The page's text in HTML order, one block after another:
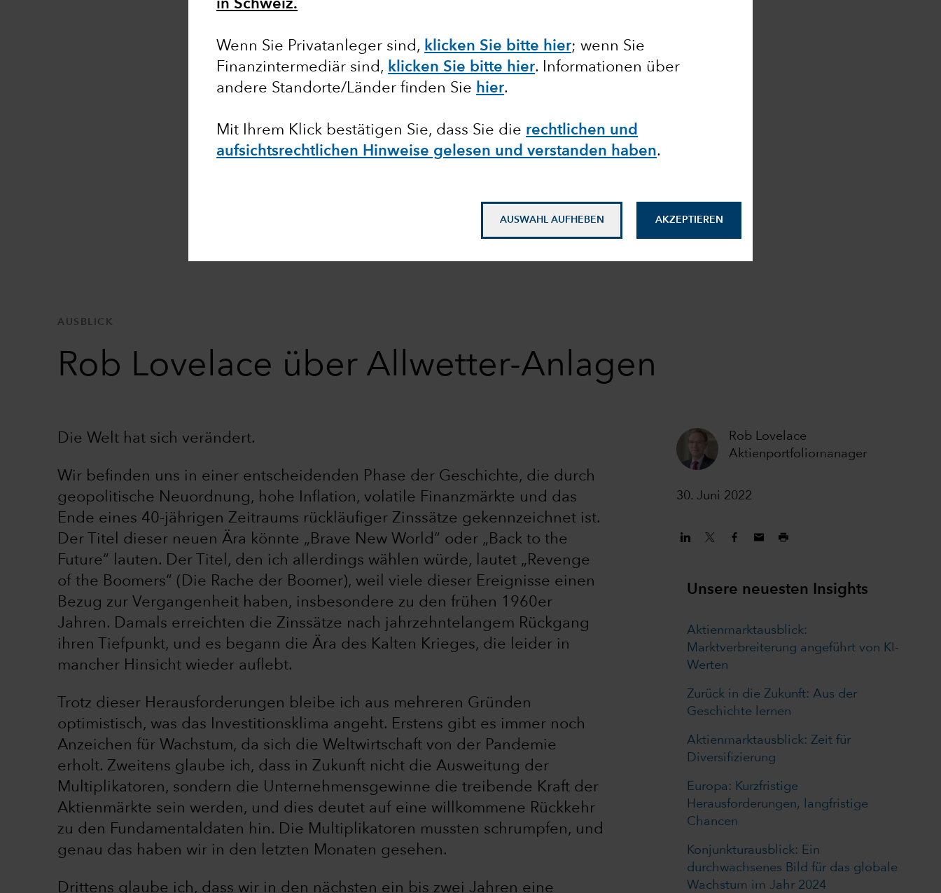
in Schweiz.
Wenn Sie Privatanleger sind, klicken Sie bitte hier; wenn Sie
Finanzintermediär sind, klicken Sie bitte hier. Informationen über
andere Standorte/Länder finden Sie hier.
Mit Ihrem Klick bestätigen Sie, dass Sie die rechtlichen und
aufsichtsrechtlichen Hinweise gelesen und verstanden haben.
AUSWAHL AUFHEBEN AKZEPTIEREN
AUSBLICK
Rob Lovelace über Allwetter-Anlagen
Rob Lovelace
Aktienportfoliomanager
30. Juni 2022
Die Welt hat sich verändert.
Wir befinden uns in einer entscheidenden Phase der Geschichte, die durch
geopolitische Neuordnung, hohe Inflation, volatile Finanzmärkte und das
Ende eines 40-jährigen Zeitraums rückläufiger Zinssätze gekennzeichnet ist.
Der Titel dieser neuen Ära könnte „Brave New World“ oder „Back to the
Future“ lauten. Der Titel, den ich allerdings wählen würde, lautet „Revenge
of the Boomers“ (Die Rache der Boomer), weil viele dieser Ereignisse einen
Bezug zur Vergangenheit haben, insbesondere zu den frühen 1960er
Jahren. Damals erreichten die Zinssätze nach jahrzehntelangem Rückgang
ihren Tiefpunkt, und es begann die Ära des Kalten Krieges, die leider in
mancher Hinsicht wieder auflebt.
Trotz dieser Herausforderungen bleibe ich aus mehreren Gründen
optimistisch, was das Investitionsklima angeht. Erstens gibt es immer noch
Anzeichen für Wachstum, da sich die Weltwirtschaft von der Pandemie
erholt. Zweitens glaube ich, dass in Zukunft nicht die Ausweitung der
Multiplikatoren, sondern die Unternehmensgewinne die treibende Kraft der
Aktienmärkte sein werden, und dies deutet auf eine willkommene Rückkehr
zu den Fundamentaldaten hin. Die Multiplikatoren mussten schrumpfen, und
genau das haben wir in den letzten Monaten gesehen.
Drittens glaube ich, dass wir in den nächsten ein bis zwei Jahren eine
Unsere neuesten Insights
Aktienmarktausblick:
Marktverbreiterung angeführt von KI-
Werten
Zurück in die Zukunft: Aus der
Geschichte lernen
Aktienmarktausblick: Zeit für
Diversifizierung
Europa: Kurzfristige
Herausforderungen, langfristige
Chancen
Konjunkturausblick: Ein
durchwachsenes Bild für das globale
Wachstum im Jahr 2024